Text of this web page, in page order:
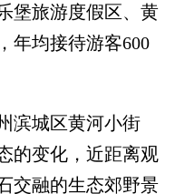
堡旅游度假区、黄
年均接待游客600
城区黄河小街
的变化，近距离观
交融的生态郊野景